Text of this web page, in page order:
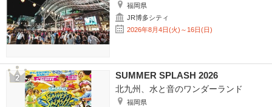
福岡県
JR博多シティ
2026年8月4日(火)～16日(日)
SUMMER SPLASH 2026
北九州、水と音のワンダーランド
福岡県